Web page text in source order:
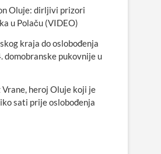
Oluje: dirljivi prizori
u Polaču (VIDEO)
kraja do oslobođenja
domobranske pukovnije u
heroj Oluje koji je
sati prije oslobođenja